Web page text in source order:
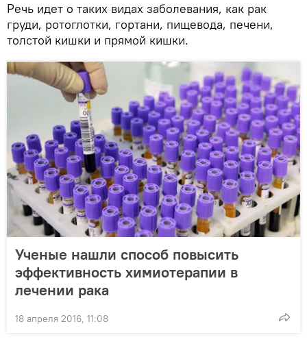
Речь идет о таких видах заболевания, как рак
груди, ротоглотки, гортани, пищевода, печени,
толстой кишки и прямой кишки.
Ученые нашли способ повысить
эффективность химиотерапии в
лечении рака
18 апреля 2016, 11:08